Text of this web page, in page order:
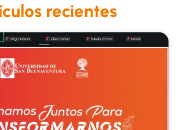
recientes